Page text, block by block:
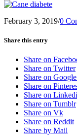
February 3, 2019/0
Share this entry
Share on
Share on Twitter
Share on
Share on
Share on
Share on Tumblr
Share on Vk
Share on Reddit
Share by Mail